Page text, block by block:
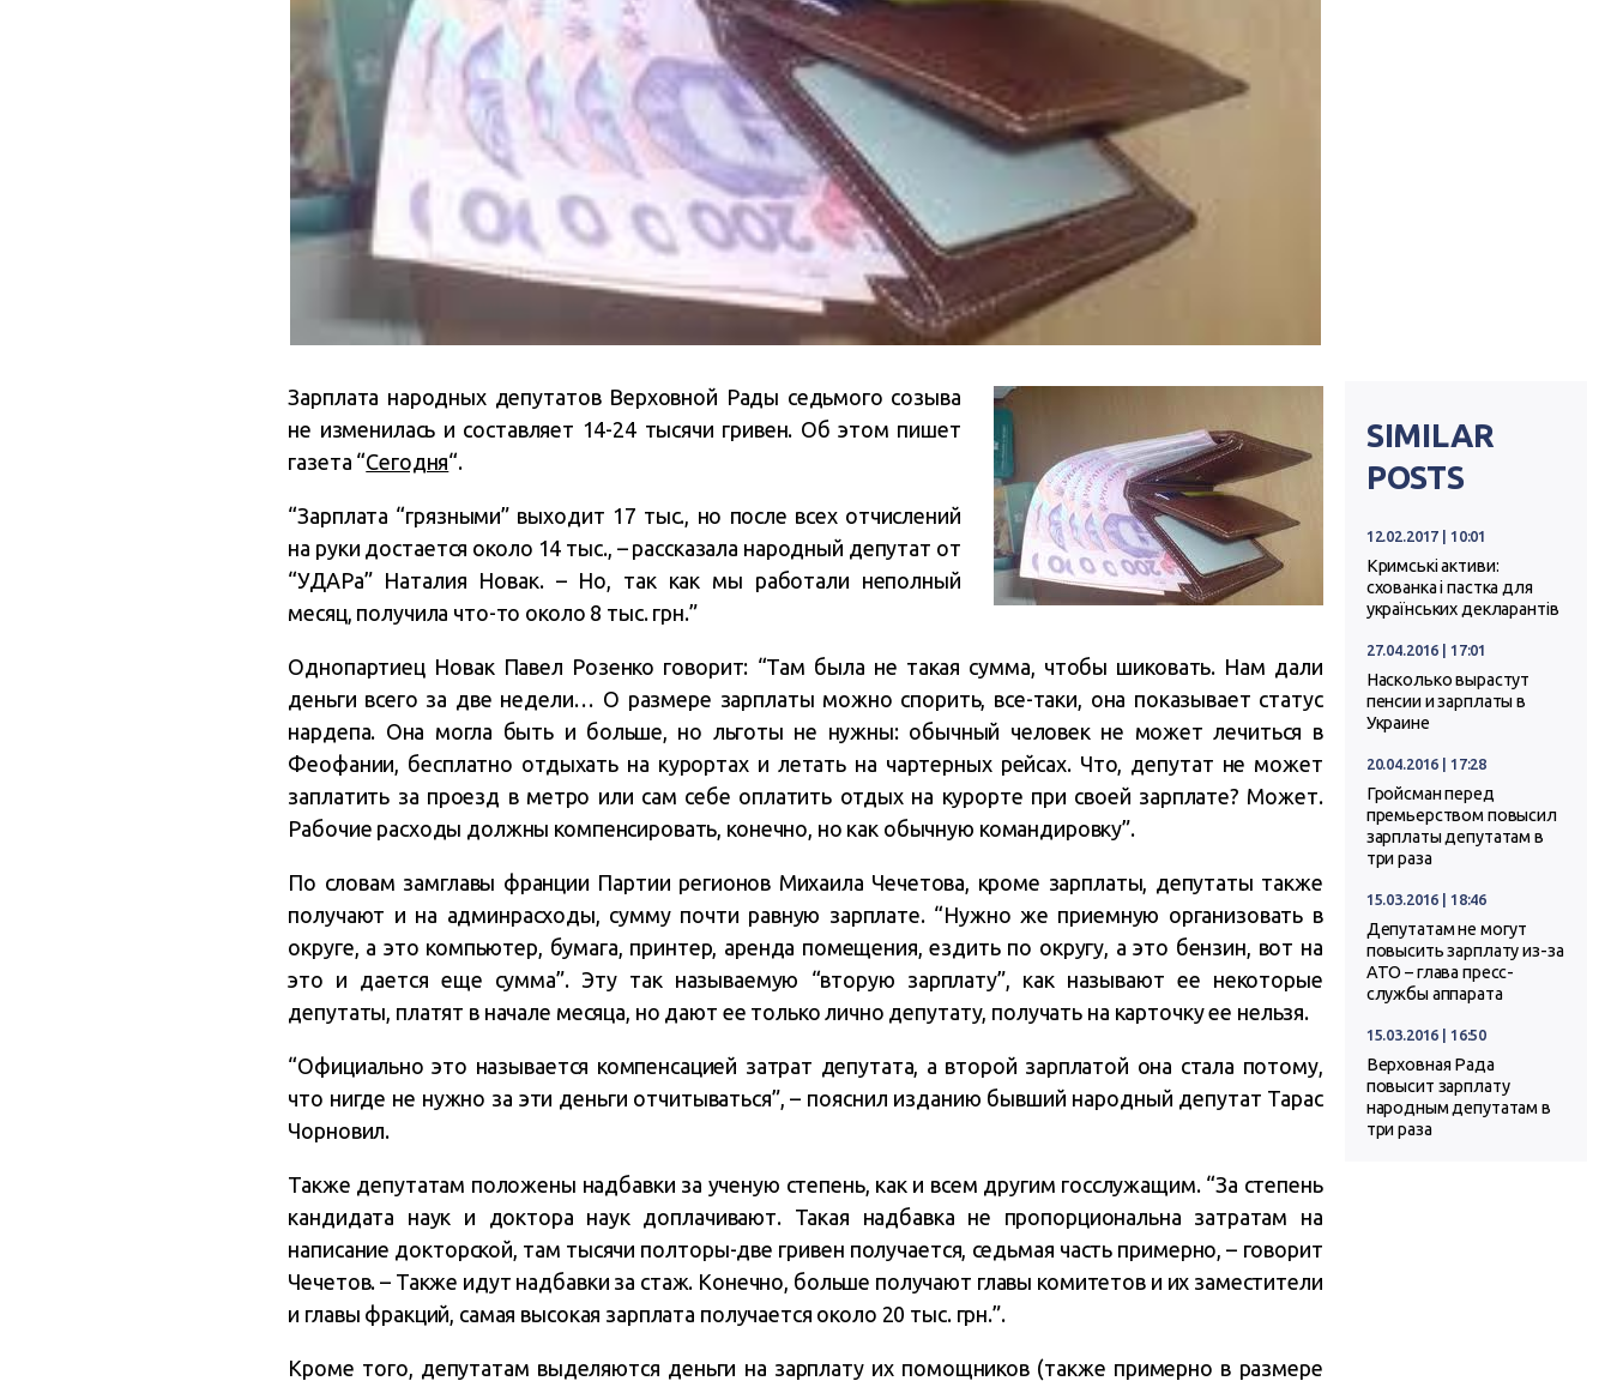
Зарплата народных депутатов Верховной Рады седьмого созыва
не изменилась и составляет 14-24 тысячи гривен. Об этом пишет
газета “Сегодня“.
“Зарплата “грязными” выходит 17 тыс., но после всех отчислений
на руки достается около 14 тыс., – рассказала народный депутат от
“УДАРа” Наталия Новак. – Но, так как мы работали неполный
месяц, получила что-то около 8 тыс. грн.”
Однопартиец Новак Павел Розенко говорит: “Там была не такая сумма, чтобы шиковать. Нам дали
деньги всего за две недели… О размере зарплаты можно спорить, все-таки, она показывает статус
нардепа. Она могла быть и больше, но льготы не нужны: обычный человек не может лечиться в
Феофании, бесплатно отдыхать на курортах и летать на чартерных рейсах. Что, депутат не может
заплатить за проезд в метро или сам себе оплатить отдых на курорте при своей зарплате? Может.
Рабочие расходы должны компенсировать, конечно, но как обычную командировку”.
По словам замглавы франции Партии регионов Михаила Чечетова, кроме зарплаты, депутаты также
получают и на админрасходы, сумму почти равную зарплате. “Нужно же приемную организовать в
округе, а это компьютер, бумага, принтер, аренда помещения, ездить по округу, а это бензин, вот на
это и дается еще сумма”. Эту так называемую “вторую зарплату”, как называют ее некоторые
депутаты, платят в начале месяца, но дают ее только лично депутату, получать на карточку ее нельзя.
“Официально это называется компенсацией затрат депутата, а второй зарплатой она стала потому,
что нигде не нужно за эти деньги отчитываться”, – пояснил изданию бывший народный депутат Тарас
Чорновил.
Также депутатам положены надбавки за ученую степень, как и всем другим госслужащим. “За степень
кандидата наук и доктора наук доплачивают. Такая надбавка не пропорциональна затратам на
написание докторской, там тысячи полторы-две гривен получается, седьмая часть примерно, – говорит
Чечетов. – Также идут надбавки за стаж. Конечно, больше получают главы комитетов и их заместители
и главы фракций, самая высокая зарплата получается около 20 тыс. грн.”.
Кроме того, депутатам выделяются деньги на зарплату их помощников (также примерно в размере
SIMILAR
POSTS
12.02.2017 | 10:01
Кримські активи:
схованка і пастка для
українських декларантів
27.04.2016 | 17:01
Насколько вырастут
пенсии и зарплаты в
Украине
20.04.2016 | 17:28
Гройсман перед
премьерством повысил
зарплаты депутатам в
три раза
15.03.2016 | 18:46
Депутатам не могут
повысить зарплату из-за
АТО – глава пресс-
службы аппарата
15.03.2016 | 16:50
Верховная Рада
повысит зарплату
народным депутатам в
три раза